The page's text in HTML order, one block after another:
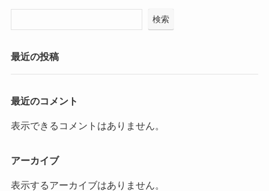
検索
最近の投稿
最近のコメント
表示できるコメントはありません。
アーカイブ
表示するアーカイブはありません。